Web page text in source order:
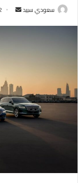
سعودي سبيد
د
ا
إ
ل
و